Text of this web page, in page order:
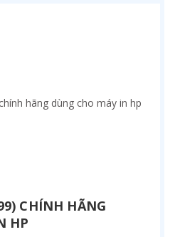
CHÍNH HÃNG
HP